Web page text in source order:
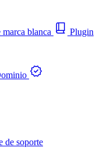
marca blanca
Plugin
de soporte